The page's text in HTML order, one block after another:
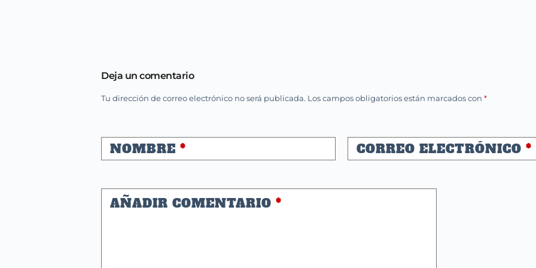
Deja un comentario
Tu dirección de correo electrónico no será publicada. Los campos obligatorios están marcados con*
NOMBRE * CORREO ELECTRÓNICO *
AÑADIR COMENTARIO *